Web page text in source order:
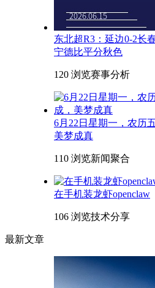
东北超R3：延边0-2长
宁德比平分秋色
120 浏览赛事分析
6月22日星期一，农历
美梦成真
110 浏览新闻聚合
在手机装龙虾openclaw
106 浏览技术分享
最新文章